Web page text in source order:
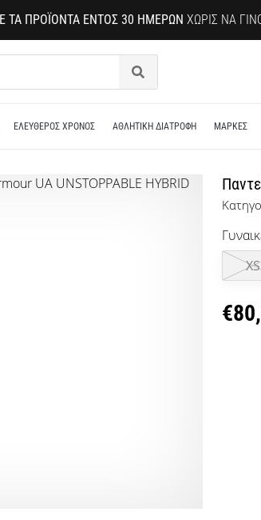
ΤΑ ΠΡΟΪΌΝΤΑ ΕΝΤΌΣ 30 ΗΜΕΡΏΝ ΧΩΡΊΣ ΝΑ
Αναζήτηση
ΕΛΕΥΘΕΡΟΣ ΧΡΟΝΟΣ ΑΘΛΗΤΙΚΗ ΔΙΑΤΡΟΦΗ ΜΑΡΚΕΣ
XS